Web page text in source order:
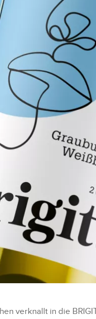
verknallt in die